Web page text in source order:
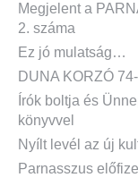
Megjelent a
2. száma
Ez jó mulatság…
DUNA KORZÓ
Írók boltja és
könyvvel
Nyílt levél az új
Parnasszus